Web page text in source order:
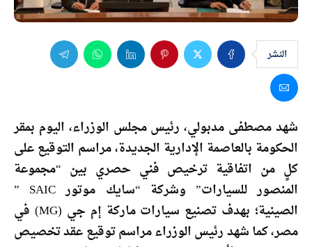
النشر
شهد مصطفى مدبولي، رئيس مجلس الوزراء، اليوم بمقر
الحكومة بالعاصمة الإدارية الجديدة، مراسم التوقيع على
كلٍ من اتفاقية ترخيص فني حصري بين “مجموعة
المنصور للسيارات” وشركة “سايك موتور SAIC ”
الصينية؛ بهدف تصنيع سيارات ماركة إم جي (MG) في
مصر، كما شهد رئيس الوزراء مراسم توقيع عقد تخصيص